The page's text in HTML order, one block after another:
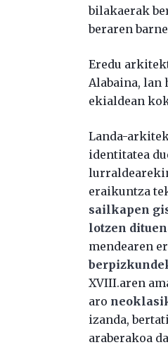
bilakaerak
beraren
Eredu
Alabaina, lan
ekialdean
Landa-
identitatea
eraikuntza
sailkapen
lotzen
mendearen
XVIII.aren
aro
izanda,
araberakoa